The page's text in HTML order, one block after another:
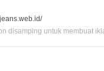
disamping untuk membuat